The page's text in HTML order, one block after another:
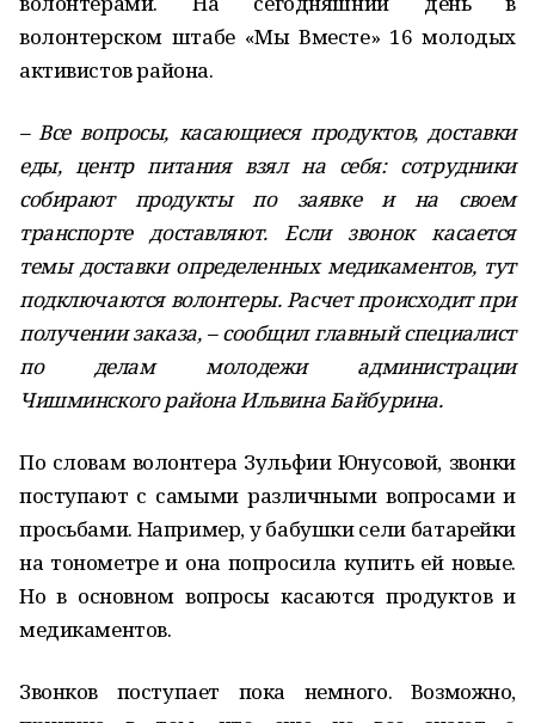
волонтерском штабе «Мы Вместе» 16 молодых
активистов района.
– Все вопросы, касающиеся продуктов, доставки
еды, центр питания взял на себя: сотрудники
собирают продукты по заявке и на своем
транспорте доставляют. Если звонок касается
темы доставки определенных медикаментов, тут
подключаются волонтеры. Расчет происходит при
получении заказа, – сообщил главный специалист
по делам молодежи администрации
Чишминского района Ильвина Байбурина.
По словам волонтера Зульфии Юнусовой, звонки
поступают с самыми различными вопросами и
просьбами. Например, у бабушки сели батарейки
на тонометре и она попросила купить ей новые.
Но в основном вопросы касаются продуктов и
медикаментов.
Звонков поступает пока немного. Возможно,